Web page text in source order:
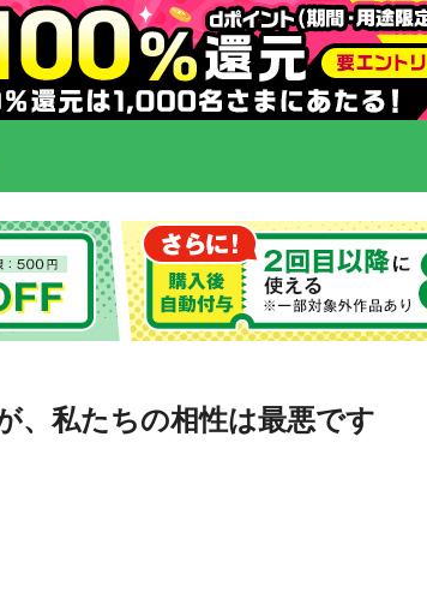
、私たちの相性は最悪です